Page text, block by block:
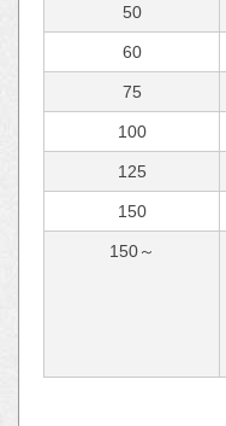
50
60
75
100
125
150
150～